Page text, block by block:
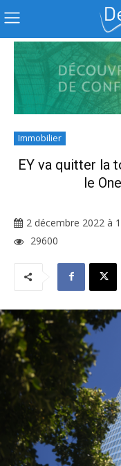
Immobilier
EY va quitter la
le
2 décembre 2022 à
29600